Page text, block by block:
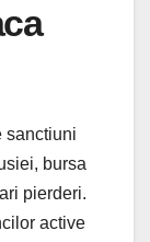
sanctiuni
bursa
pierderi.
active